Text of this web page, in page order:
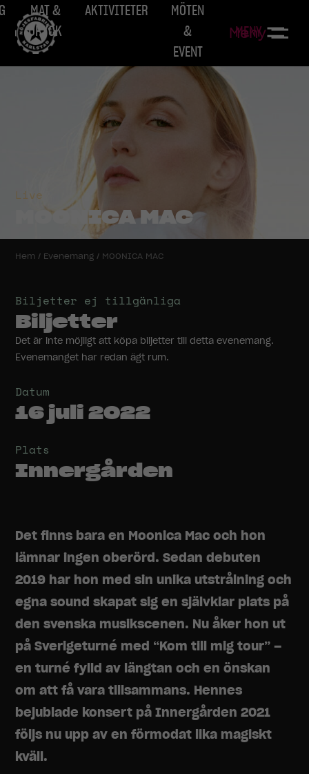
MAT &
DRYCK
AKTIVITETER
MÖTEN
&
EVENT
MENY
Meny
Live
MOONICA MAC
Hem / Evenemang / MOONICA MAC
Biljetter ej tillgänliga
Biljetter
Det är inte möjligt att köpa biljetter till detta evenemang.
Evenemanget har redan ägt rum.
Datum
16 juli 2022
Plats
Innergården
Det finns bara en Moonica Mac och hon
lämnar ingen oberörd. Sedan debuten
2019 har hon med sin unika utstrålning och
egna sound skapat sig en självklar plats på
den svenska musikscenen. Nu åker hon ut
på Sverigeturné med “Kom till mig tour” –
en turné fylld av längtan och en önskan
om att få vara tillsammans. Hennes
bejublade konsert på Innergården 2021
följs nu upp av en förmodat lika magiskt
kväll.